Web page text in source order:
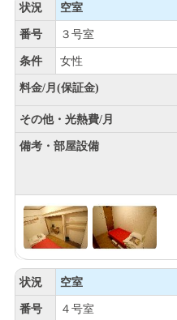
状況 空室
番号 ３号室
条件 女性
料金/月(保証金)
その他・光熱費/月
備考・部屋設備
状況 空室
番号 ４号室